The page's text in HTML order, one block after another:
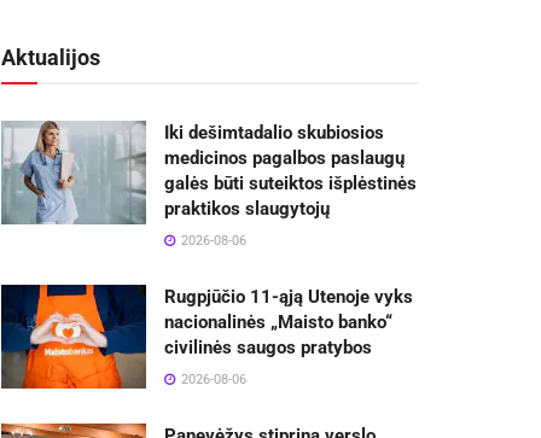
Aktualijos
Iki dešimtadalio skubiosios
medicinos pagalbos paslaugų
galės būti suteiktos išplėstinės
praktikos slaugytojų
2026-08-06
Rugpjūčio 11-ąją Utenoje vyks
nacionalinės „Maisto banko“
civilinės saugos pratybos
2026-08-06